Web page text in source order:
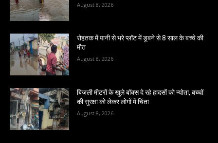
August 8, 2026
रोहतक में पानी से भरे प्लॉट में डूबने से 8 साल के बच्चे की
मौत
August 8, 2026
बिजली मीटरों के खुले बॉक्स दे रहे हादसों को न्योता, बच्चों
की सुरक्षा को लेकर लोगों में चिंता
August 8, 2026